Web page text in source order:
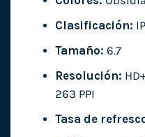
Clasificación:
Tamaño: 6.7
Resolución:
263 PPI
Tasa de